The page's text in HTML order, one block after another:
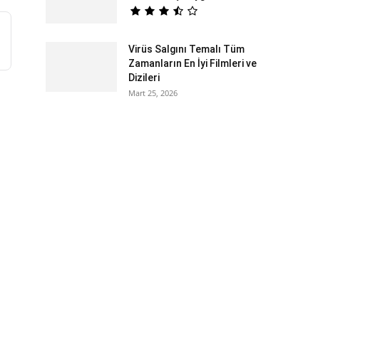
Virüs Salgını Temalı Tüm
Zamanların En İyi Filmleri ve
Dizileri
Mart 25, 2026